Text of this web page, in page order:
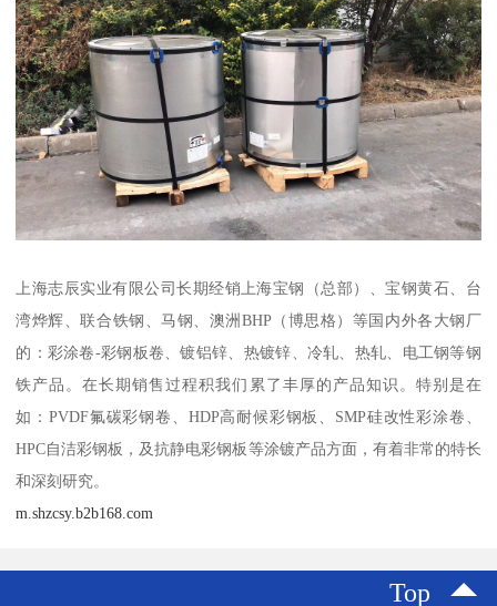
上海志辰实业有限公司长期经销上海宝钢（总部）、宝钢黄石、台
湾烨辉、联合铁钢、马钢、澳洲BHP（博思格）等国内外各大钢厂
的：彩涂卷-彩钢板卷、镀铝锌、热镀锌、冷轧、热轧、电工钢等钢
铁产品。在长期销售过程积我们累了丰厚的产品知识。特别是在
如：PVDF氟碳彩钢卷、HDP高耐候彩钢板、SMP硅改性彩涂卷、
HPC自洁彩钢板，及抗静电彩钢板等涂镀产品方面，有着非常的特长
和深刻研究。
m.shzcsy.b2b168.com
Top